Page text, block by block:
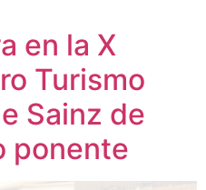
en la X
Turismo
Sainz de
ponente